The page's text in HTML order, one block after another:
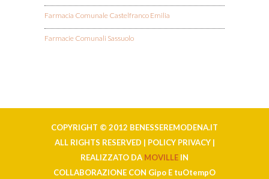
Farmacia Comunale Castelfranco Emilia
Farmacie Comunali Sassuolo
COPYRIGHT © 2012 BENESSEREMODENA.IT
ALL RIGHTS RESERVED | POLICY PRIVACY |
REALIZZATO DA MOVILLE IN
COLLABORAZIONE CON Gipo E tuOtempO